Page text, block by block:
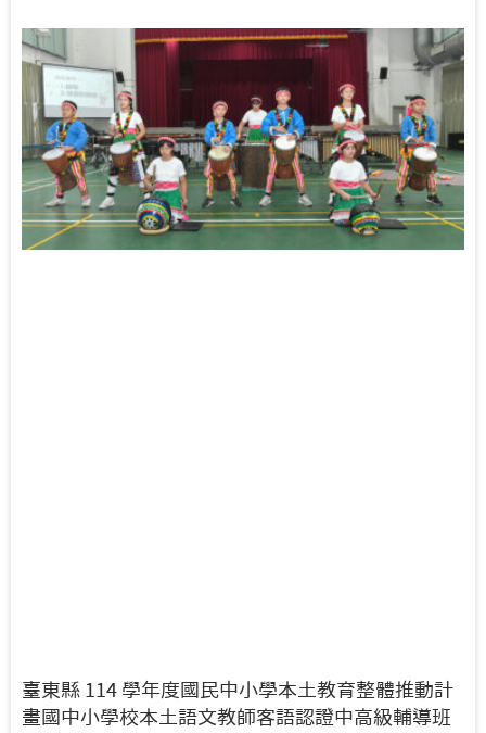
臺東縣 114 學年度國民中小學本土教育整體推動計
畫國中小學校本土語文教師客語認證中高級輔導班